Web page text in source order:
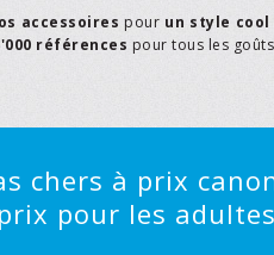
accessoires pour un style cool
références pour tous les
chers à prix
pour les